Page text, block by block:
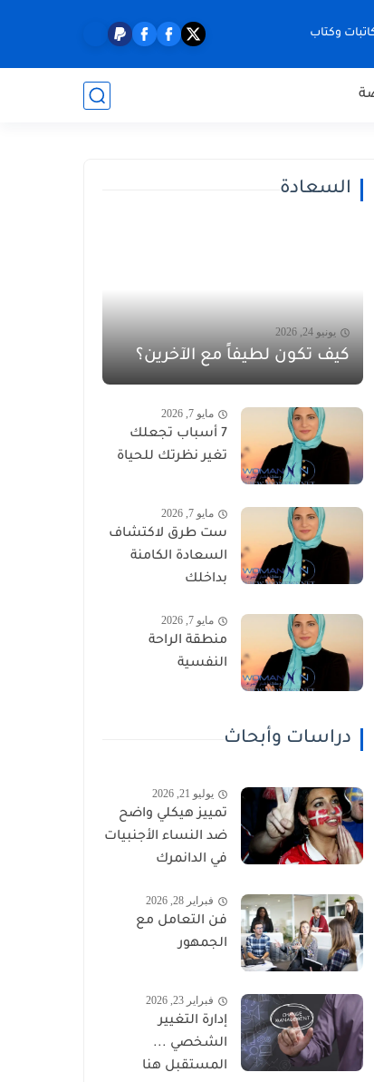
وكتاب
السعادة
يونيو 24, 2026
كيف تكون لطيفاً مع الآخرين؟
مايو 7, 2026
7 أسباب تجعلك
تغير نظرتك للحياة
مايو 7, 2026
ست طرق لاكتشاف
السعادة الكامنة
بداخلك
مايو 7, 2026
منطقة الراحة
النفسية
دراسات وأبحاث
يوليو 21, 2026
تمييز هيكلي واضح
ضد النساء الأجنبيات
في الدانمرك
فبراير 28, 2026
فن التعامل مع
الجمهور
فبراير 23, 2026
إدارة التغيير
الشخصي ...
المستقبل هنا